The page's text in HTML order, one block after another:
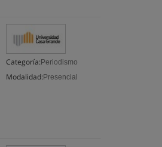
Categoría: Periodismo
Modalidad: Presencial